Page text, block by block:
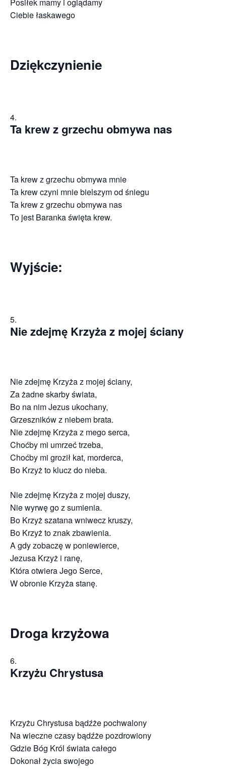
Ciebie łaskawego
Dziękczynienie
Ta krew z grzechu obmywa nas
Ta krew z grzechu obmywa mnie
Ta krew czyni mnie bielszym od śniegu
Ta krew z grzechu obmywa nas
To jest Baranka święta krew.
Wyjście:
Nie zdejmę Krzyża z mojej ściany
Nie zdejmę Krzyża z mojej ściany,
Za żadne skarby świata,
Bo na nim Jezus ukochany,
Grzeszników z niebem brata.
Nie zdejmę Krzyża z mego serca,
Choćby mi umrzeć trzeba,
Choćby mi groził kat, morderca,
Bo Krzyż to klucz do nieba.
Nie zdejmę Krzyża z mojej duszy,
Nie wyrwę go z sumienia.
Bo Krzyż szatana wniwecz kruszy,
Bo Krzyż to znak zbawienia.
A gdy zobaczę w poniewierce,
Jezusa Krzyż i ranę,
Która otwiera Jego Serce,
W obronie Krzyża stanę.
Droga krzyżowa
Krzyżu Chrystusa
Krzyżu Chrystusa bądźże pochwalony
Na wieczne czasy bądźże pozdrowiony
Gdzie Bóg Król świata całego
Dokonał życia swojego